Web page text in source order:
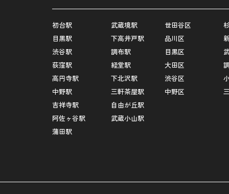
初台駅
目黒駅
渋谷駅
荻窪駅
高円寺駅
中野駅
吉祥寺駅
阿佐ヶ谷駅
蒲田駅
武蔵境駅
下高井戸駅
調布駅
経堂駅
下北沢駅
三軒茶屋駅
自由が丘駅
武蔵小山駅
世田谷区
品川区
目黒区
大田区
渋谷区
中野区